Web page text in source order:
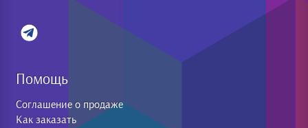
Помощь
Соглашение о продаже
Как заказать